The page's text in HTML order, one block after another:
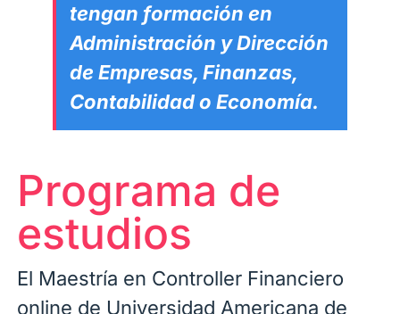
tengan formación en
Administración y Dirección
de Empresas, Finanzas,
Contabilidado Economía.
Programa de
estudios
El Maestría en Controller Financiero
online de Universidad Americana de